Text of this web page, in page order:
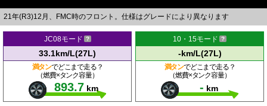
21年(R3)12月、FMC時のフロント。仕様はグレードにより異なります
JC08モード
33.1km/L(27L)
満タンでどこまで走る？
（燃費×タンク容量）
893.7 km
10・15モード
-km/L(27L)
満タンでどこまで走る？
（燃費×タンク容量）
- km